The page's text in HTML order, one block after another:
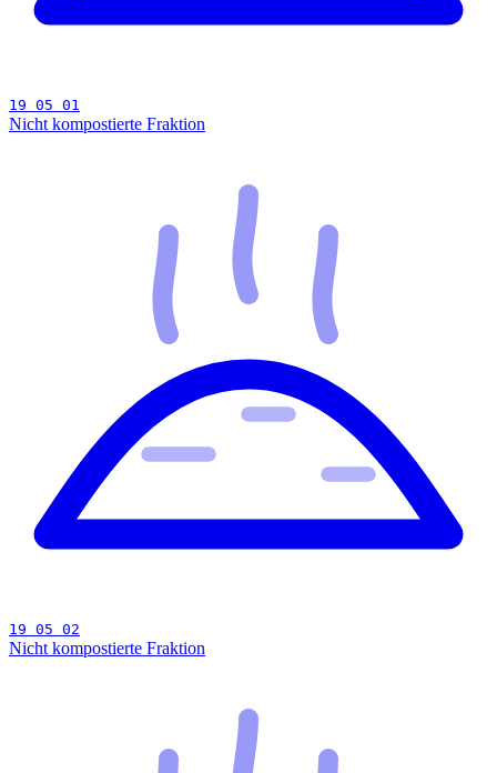
19 05 01
Nicht kompostierte Fraktion
19 05 02
Nicht kompostierte Fraktion